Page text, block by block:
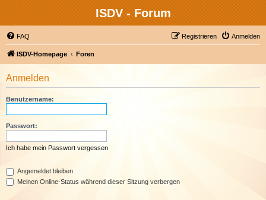
ISDV - Forum
FAQ Anmelden
Registrieren
ISDV-Homepage Foren
Anmelden
Benutzername:
Passwort:
Ich habe mein Passwort vergessen
Angemeldet bleiben
Meinen Online-Status während dieser Sitzung verbergen